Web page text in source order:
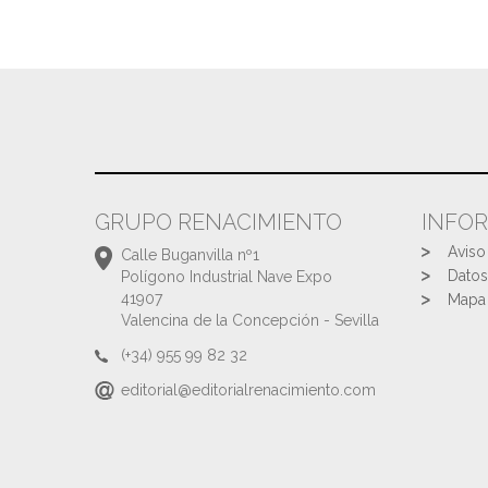
GRUPO RENACIMIENTO
Calle Buganvilla nº1
Polígono Industrial Nave Expo
41907
Valencina de la Concepción - Sevilla
(+34) 955 99 82 32
editorial@editorialrenacimiento.com
Aviso